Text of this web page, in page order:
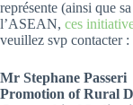
représente (ainsi que
l’ASEAN, ces
veuillez svp contacter :
Mr Stephane Passeri
Promotion of Rural